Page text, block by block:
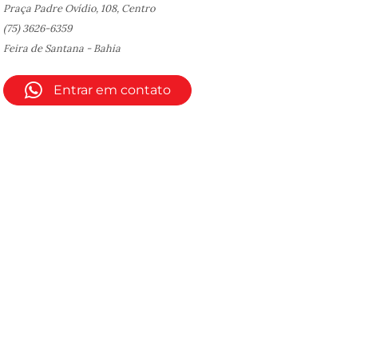
Praça Padre Ovídio, 108, Centro
(75) 3626-6359
Feira de Santana - Bahia
Entrar em contato